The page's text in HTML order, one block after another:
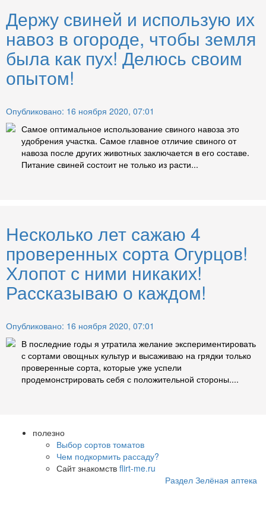
Держу свиней и использую их
навоз в огороде, чтобы земля
была как пух! Делюсь своим
опытом!
Опубликовано: 16 ноября 2020, 07:01
Самое оптимальное использование свиного навоза это
удобрения участка. Самое главное отличие свиного от
навоза после других животных заключается в его составе.
Питание свиней состоит не только из расти...
Несколько лет сажаю 4
проверенных сорта Огурцов!
Хлопот с ними никаких!
Рассказываю о каждом!
Опубликовано: 16 ноября 2020, 07:01
В последние годы я утратила желание экспериментировать
с сортами овощных культур и высаживаю на грядки только
проверенные сорта, которые уже успели
продемонстрировать себя с положительной стороны....
полезно
Выбор сортов томатов
Чем подкормить рассаду?
Сайт знакомств flirt-me.ru
Раздел Зелёная аптека